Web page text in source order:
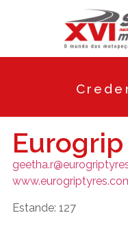
Eurogrip
Estande: 127